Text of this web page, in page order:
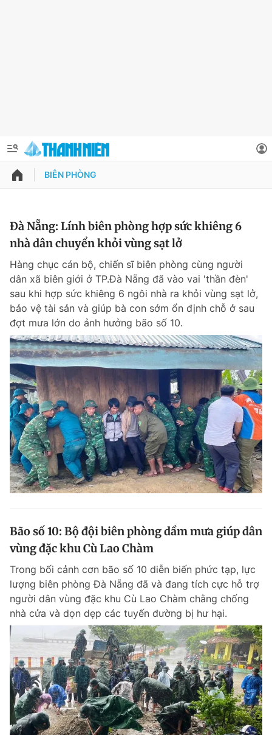
QUẢNG CÁO
Chuyên mục khác
Chào ngày mới Tin 24h
Tin thị trường Tin 360
Video Magazine
Sản phẩm khác
Tiện ích Bạn cần biết
Thông tin tòa soạn Liên hệ quảng cáo
Đọc Thanh Niên trên điện thoại
Theo dõi báo trên
Hotline
0906 645 777
Liên hệ quảng cáo
0908 780 404
Thông tin tài khoản
Đổi mật khẩu
Tin đã lưu
Tin đã xem
Đăng xuất
BIÊN PHÒNG
Đà Nẵng: Lính biên phòng hợp sức khiêng 6
nhà dân chuyển khỏi vùng sạt lở
Hàng chục cán bộ, chiến sĩ biên phòng cùng người
dân xã biên giới ở TP.Đà Nẵng đã vào vai 'thần đèn'
sau khi hợp sức khiêng 6 ngôi nhà ra khỏi vùng sạt lở,
bảo vệ tài sản và giúp bà con sớm ổn định chỗ ở sau
đợt mưa lớn do ảnh hưởng bão số 10.
Bão số 10: Bộ đội biên phòng dầm mưa giúp dân
vùng đặc khu Cù Lao Chàm
Trong bối cảnh cơn bão số 10 diễn biến phức tạp, lực
lượng biên phòng Đà Nẵng đã và đang tích cực hỗ trợ
người dân vùng đặc khu Cù Lao Chàm chằng chống
nhà cửa và dọn dẹp các tuyến đường bị hư hại.